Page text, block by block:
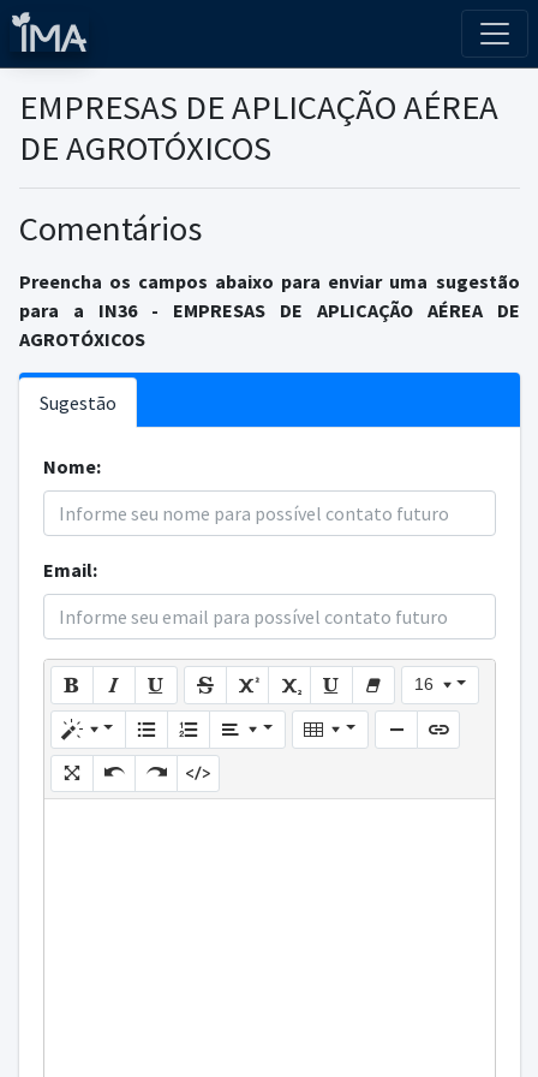
EMPRESAS DE APLICAÇÃO AÉREA
DE AGROTÓXICOS
Comentários
Preencha os campos abaixo para enviar uma sugestão
para a IN36 - EMPRESAS DE APLICAÇÃO AÉREA DE
AGROTÓXICOS
Sugestão
Nome:
Email:
16